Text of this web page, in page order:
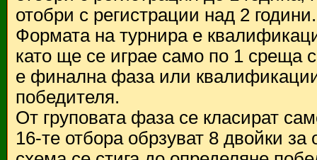
отобри с регистрации над 2 години.
Формата на турнира е
като ще се играе само по 1 среща
е финална фаза или
победителя.
От груповата фаза се класират
16-те отбора обрзуват 8 двойки